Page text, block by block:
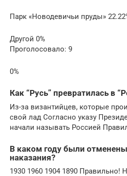
Парк «Новодевичьи пруды»
Другой 0%
Проголосовало: 9
0%
Как “Русь” превратилась в
Из-за византийцев, которые
свой лад Согласно указу
начали называть Россией
В каком году были
наказания?
1930 1960 1904 1890 Правильно!